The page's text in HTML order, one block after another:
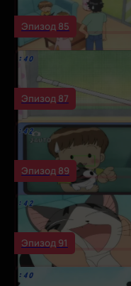
Эпизод 85
Эпизод 87
Эпизод 89
Эпизод 91